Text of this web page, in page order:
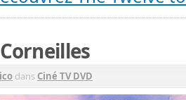
dans Ciné TV DVD